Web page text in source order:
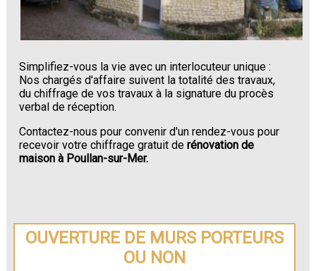
Simplifiez-vous la vie avec un interlocuteur unique :
Nos chargés d'affaire suivent la totalité des travaux,
du chiffrage de vos travaux à la signature du procès
verbal de réception.
Contactez-nous pour convenir d'un rendez-vous pour
recevoir votre chiffrage gratuit derénovation de
maison à Poullan-sur-Mer.
OUVERTURE DE MURS PORTEURS
OU NON